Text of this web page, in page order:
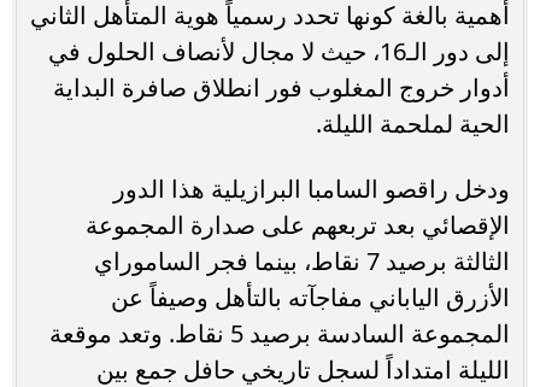
أهمية بالغة كونها تحدد رسمياً هوية المتأهل الثاني
إلى دور الـ16، حيث لا مجال لأنصاف الحلول في
أدوار خروج المغلوب فور انطلاق صافرة البداية
الحية لملحمة الليلة.
ودخل راقصو السامبا البرازيلية هذا الدور
الإقصائي بعد تربعهم على صدارة المجموعة
الثالثة برصيد 7 نقاط، بينما فجر الساموراي
الأزرق الياباني مفاجآته بالتأهل وصيفاً عن
المجموعة السادسة برصيد 5 نقاط. وتعد موقعة
الليلة امتداداً لسجل تاريخي حافل جمع بين